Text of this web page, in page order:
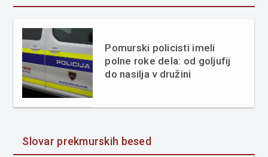
Pomurski policisti imeli
polne roke dela: od goljufij
do nasilja v družini
Slovar prekmurskih besed